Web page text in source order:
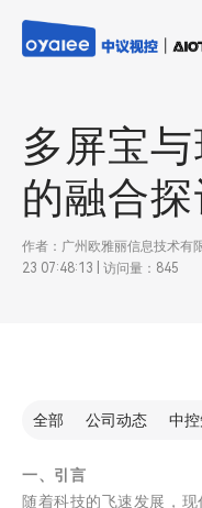
多屏宝
的融合
作者：广州欧雅丽信息技术有
23 07:48:13 | 访问量：845
全部 公司动态 中
一、引言
随着科技的飞速发展，